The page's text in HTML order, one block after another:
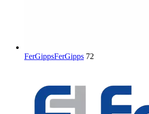
FerGippsFerGipps 72